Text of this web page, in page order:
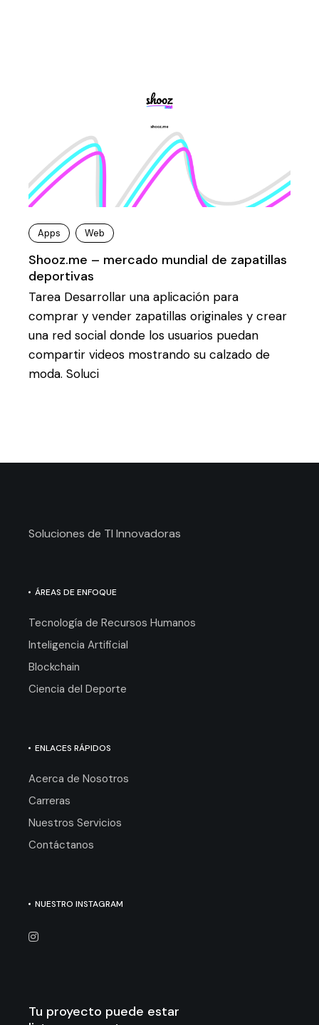
Apps Web
Shooz.me – mercado mundial de zapatillas
deportivas
Tarea Desarrollar una aplicación para
comprar y vender zapatillas originales y crear
una red social donde los usuarios puedan
compartir videos mostrando su calzado de
moda. Soluci
Soluciones de TI Innovadoras
ÁREAS DE ENFOQUE
Tecnología de Recursos Humanos
Inteligencia Artificial
Blockchain
Ciencia del Deporte
ENLACES RÁPIDOS
Acerca de Nosotros
Carreras
Nuestros Servicios
Contáctanos
NUESTRO INSTAGRAM
Tu proyecto puede estar